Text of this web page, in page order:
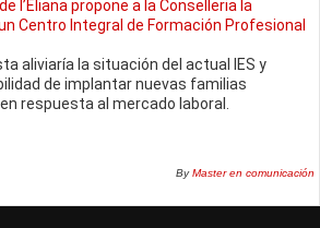
l’Eliana propone a la Conselleria la
Centro Integral de Formación Profesional
aliviaría la situación del actual IES y
de implantar nuevas familias
respuesta al mercado laboral.
ByMaster en comunicación